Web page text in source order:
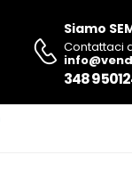
Siamo
Contattaci
348